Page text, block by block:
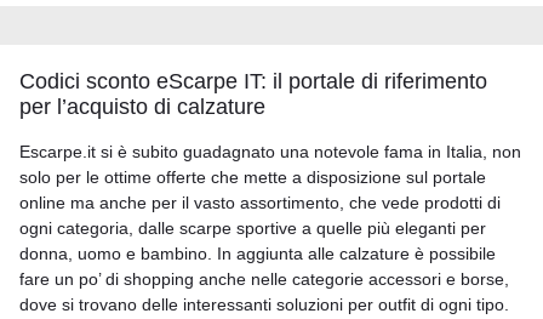
Codici sconto eScarpe IT: il portale di riferimento
per l’acquisto di calzature
Escarpe.it si è subito guadagnato una notevole fama in Italia, non
solo per le ottime offerte che mette a disposizione sul portale
online ma anche per il vasto assortimento, che vede prodotti di
ogni categoria, dalle scarpe sportive a quelle più eleganti per
donna, uomo e bambino. In aggiunta alle calzature è possibile
fare un po’ di shopping anche nelle categorie accessori e borse,
dove si trovano delle interessanti soluzioni per outfit di ogni tipo.